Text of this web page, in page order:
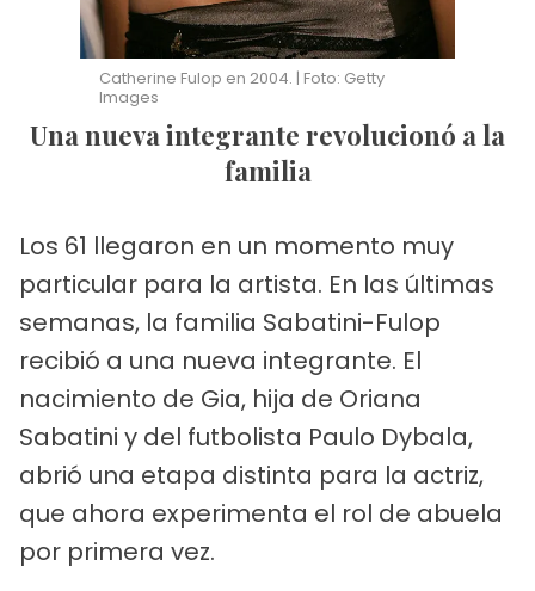
Catherine Fulop en 2004. | Foto: Getty
Images
Una nueva integrante revolucionó a la
familia
Los 61 llegaron en un momento muy
particular para la artista. En las últimas
semanas, la familia Sabatini-Fulop
recibió a una nueva integrante. El
nacimiento de Gia, hija de Oriana
Sabatini y del futbolista Paulo Dybala,
abrió una etapa distinta para la actriz,
que ahora experimenta el rol de abuela
por primera vez.